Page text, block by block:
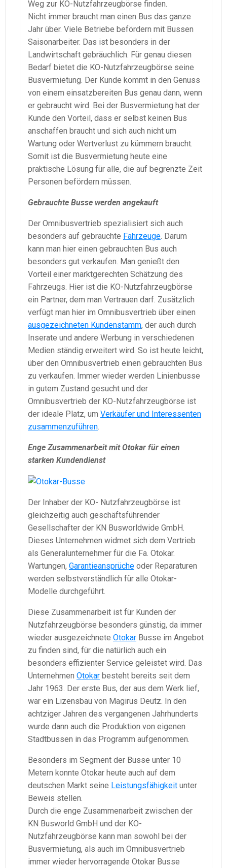
Weg zur KO-Nutzfahrzeugbörse finden.
Nicht immer braucht man einen Bus das ganze
Jahr über. Viele Betriebe befördern mit Bussen
Saisonarbeiter. Das ist besonders in der
Landwirtschaft gebräuchlich. Für genau diesen
Bedarf bietet die KO-Nutzfahrzeugbörse seine
Busvermietung. Der Kunde kommt in den Genuss
von einem einsatzbereiten Bus genau dann, wenn
er gebraucht wird. Bei der Busvermietung hat der
Kunde den Vorteil, dass er selbst keinen Bus
anschaffen braucht und sich auch nicht um
Wartung oder Wertverlust zu kümmern braucht.
Somit ist die Busvermietung heute eine
praktische Lösung für alle, die auf begrenzte Zeit
Personen befördern müssen.
Gebrauchte Busse werden angekauft
Der Omnibusvertrieb spezialisiert sich auch
besonders auf gebrauchte Fahrzeuge. Darum
kann man hier einen gebrauchten Bus auch
besonders gut verkaufen. Man genießt den
Vorteil einer marktgerechten Schätzung des
Fahrzeugs. Hier ist die KO-Nutzfahrzeugbörse
ein Partner, dem man Vertrauen darf. Zusätzlich
verfügt man hier im Omnibusvertrieb über einen
ausgezeichneten Kundenstamm, der auch durch
Inserate und andere Werbung in verschiedenen
Medien ständig erweitert wird. So ist heute leicht,
über den Omnibusvertrieb einen gebrauchten Bus
zu verkaufen. Immer wieder werden Linienbusse
in gutem Zustand gesucht und der
Omnibusvertrieb der KO-Nutzfahrzeugbörse ist
der ideale Platz, um Verkäufer und Interessenten
zusammenzuführen.
Enge Zusammenarbeit mit Otokar für einen
starken Kundendienst
Der Inhaber der KO- Nutzfahrzeugbörse ist
gleichzeitig auch geschäftsführender
Gesellschafter der KN Busworldwide GmbH.
Dieses Unternehmen widmet sich dem Vertrieb
als Generalunternehmer für die Fa. Otokar.
Wartungen, Garantieansprüche oder Reparaturen
werden selbstverständlich für alle Otokar-
Modelle durchgeführt.
Diese Zusammenarbeit ist für Kunden der
Nutzfahrzeugbörse besonders günstig, da immer
wieder ausgezeichnete Otokar Busse im Angebot
zu finden sind, für die natürlich auch ein
besonders effizienter Service geleistet wird. Das
Unternehmen Otokar besteht bereits seit dem
Jahr 1963. Der erste Bus, der aus dem Werk lief,
war ein Lizensbau von Magirus Deutz. In den
achtziger Jahren des vergangenen Jahrhunderts
wurde dann auch die Produktion von eigenen
Stadtbussen in das Programm aufgenommen.
Besonders im Segment der Busse unter 10
Metern konnte Otokar heute auch auf dem
deutschen Markt seine Leistungsfähigkeit unter
Beweis stellen.
Durch die enge Zusammenarbeit zwischen der
KN Busworld GmbH und der KO-
Nutzfahrzeugbörse kann man sowohl bei der
Busvermietung, als auch im Omnibusvertrieb
immer wieder hervorragende Otokar Busse